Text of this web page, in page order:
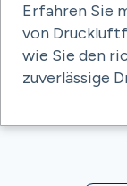
Erfahren Sie
von
wie Sie den
zuverlässige